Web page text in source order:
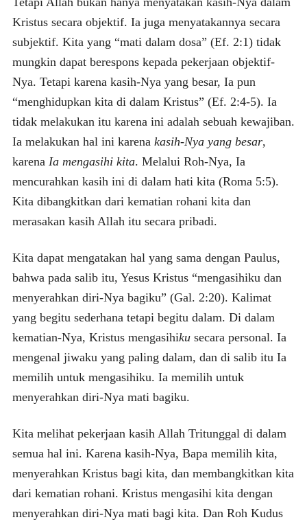
Kristus secara objektif. Ia juga menyatakannya secara
subjektif. Kita yang “mati dalam dosa” (Ef. 2:1) tidak
mungkin dapat berespons kepada pekerjaan objektif-
Nya. Tetapi karena kasih-Nya yang besar, Ia pun
“menghidupkan kita di dalam Kristus” (Ef. 2:4-5). Ia
tidak melakukan itu karena ini adalah sebuah kewajiban.
Ia melakukan hal ini karena kasih-Nya yang besar,
karena Ia mengasihi kita. Melalui Roh-Nya, Ia
mencurahkan kasih ini di dalam hati kita (Roma 5:5).
Kita dibangkitkan dari kematian rohani kita dan
merasakan kasih Allah itu secara pribadi.
Kita dapat mengatakan hal yang sama dengan Paulus,
bahwa pada salib itu, Yesus Kristus “mengasihiku dan
menyerahkan diri-Nya bagiku” (Gal. 2:20). Kalimat
yang begitu sederhana tetapi begitu dalam. Di dalam
kematian-Nya, Kristus mengasihikusecara personal. Ia
mengenal jiwaku yang paling dalam, dan di salib itu Ia
memilih untuk mengasihiku. Ia memilih untuk
menyerahkan diri-Nya mati bagiku.
Kita melihat pekerjaan kasih Allah Tritunggal di dalam
semua hal ini. Karena kasih-Nya, Bapa memilih kita,
menyerahkan Kristus bagi kita, dan membangkitkan kita
dari kematian rohani. Kristus mengasihi kita dengan
menyerahkan diri-Nya mati bagi kita. Dan Roh Kudus